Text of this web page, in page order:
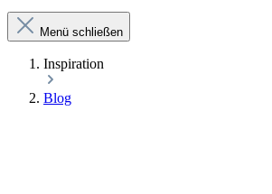
Menü schließen
Inspiration
Blog